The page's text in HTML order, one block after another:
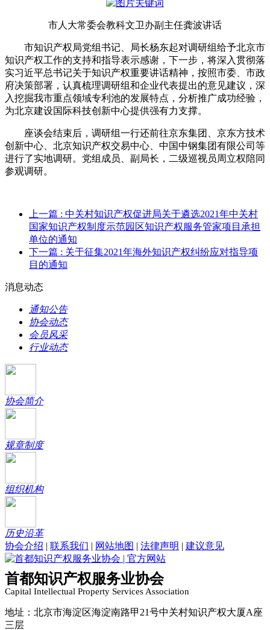
市人大常委会教科文卫办副主任龚波讲话
市知识产权局党组书记、局长杨东起对调研组给予北京市
知识产权工作的支持和指导表示感谢，下一步，将深入贯彻落
实习近平总书记关于知识产权重要讲话精神，按照市委、市政
府决策部署，认真梳理调研组和企业代表提出的意见建议，深
入挖掘我市重点领域专利池的发展特点，分析推广成功经验，
为北京建设国际科技创新中心提供强有力支撑。
座谈会结束后，调研组一行还前往京东集团、京东方技术
创新中心、北京知识产权交易中心、中国中钢集团有限公司等
进行了实地调研。党组成员、副局长，二级巡视员周立权陪同
参观调研。
上一篇 : 中关村知识产权促进局关于遴选2021年中关村
国家知识产权制度示范园区知识产权服务管家项目承担
单位的通知
下一篇 : 关于征集2021年海外知识产权纠纷应对指导项
目的通知
消息动态
通知公告
协会动态
会员风采
行业动态
协会简介
规章制度
组织机构
历史沿革
协会介绍
联系我们 网站地图 法律声明 建议意见
首都知识产权服务业协会
Capital Intellectual Property Services Association
地址：北京市海淀区海淀南路甲21号中关村知识产权大厦A座
三层